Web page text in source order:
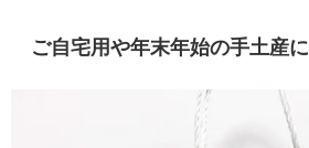
ご自宅用や年末年始の手土産に